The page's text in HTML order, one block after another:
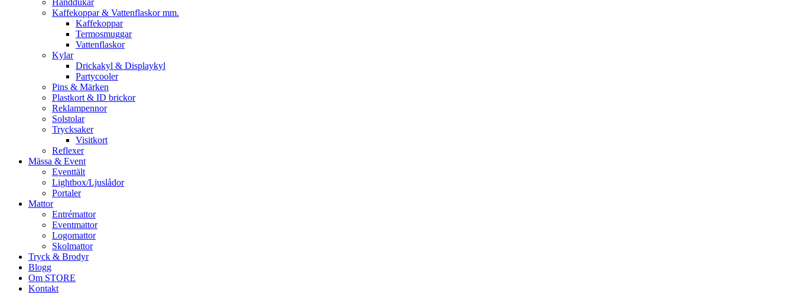
Handdukar
Kaffekoppar & Vattenflaskor mm.
Kaffekoppar
Termosmuggar
Vattenflaskor
Kylar
Drickakyl & Displaykyl
Partycooler
Pins & Märken
Plastkort & ID brickor
Reklampennor
Solstolar
Trycksaker
Visitkort
Reflexer
Mässa & Event
Eventtält
Lightbox/Ljuslådor
Portaler
Mattor
Entrémattor
Eventmattor
Logomattor
Skolmattor
Tryck & Brodyr
Blogg
Om STORE
Kontakt